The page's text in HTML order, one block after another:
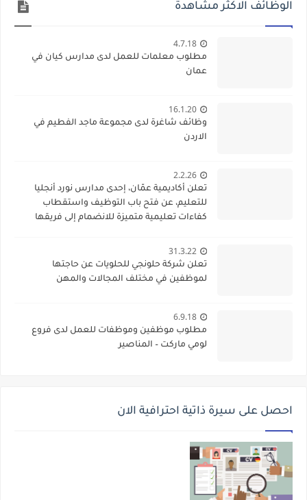
الوظائف الاكثر مشاهدة
4.7.18
مطلوب معلمات للعمل لدى مدارس كيان في
عمان
16.1.20
وظائف شاغرة لدى مجموعة ماجد الفطيم في
الاردن
2.2.26
تعلن أكاديمية عمّان، إحدى مدارس نورد أنجليا
للتعليم، عن فتح باب التوظيف واستقطاب
كفاءات تعليمية متميزة للانضمام إلى فريقها
31.3.22
تعلن شركة حلونجي للحلويات عن حاجتها
لموظفين في مختلف المجالات والمهن
6.9.18
مطلوب موظفين وموظفات للعمل لدى فروع
لومي ماركت – المناصير
احصل على سيرة ذاتية احترافية الان